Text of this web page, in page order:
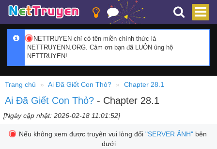
NETTRUYEN chỉ có tên miền chính thức là
NETTRUYENN.ORG. Cảm ơn bạn đã LUÔN ủng hộ
NETTRUYEN!
Trang chủ Ai Đã Giết Con Thỏ? Chapter 28.1
Ai Đã Giết Con Thỏ? - Chapter 28.1
[Ngày cập nhật: 2026-02-18 11:01:52]
Nếu không xem được truyện vui lòng đổi "SERVER ẢNH"bên
dưới